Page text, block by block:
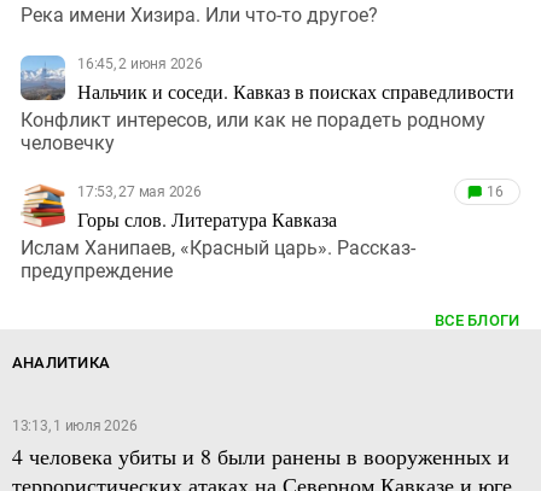
Река имени Хизира. Или что-то другое?
16:45, 2 июня 2026
Нальчик и соседи. Кавказ в поисках справедливости
Конфликт интересов, или как не порадеть родному
человечку
17:53, 27 мая 2026
Горы слов. Литература Кавказа
16
Ислам Ханипаев, «Красный царь». Рассказ-
предупреждение
ВСЕ БЛОГИ
АНАЛИТИКА
13:13, 1 июля 2026
4 человека убиты и 8 были ранены в вооруженных и
террористических атаках на Северном Кавказе и юге